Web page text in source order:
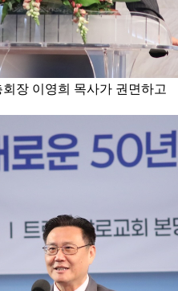
장 이영희 목사가 권면하고